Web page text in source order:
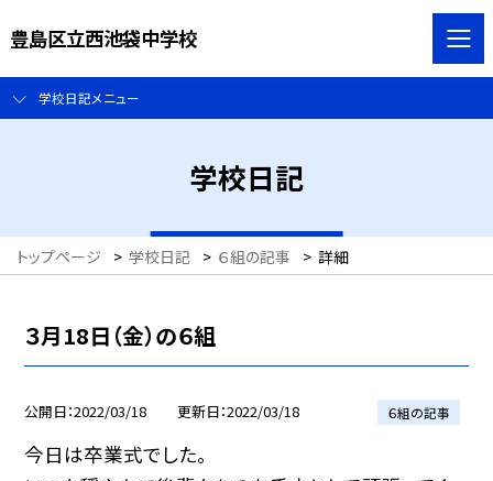
豊島区立西池袋中学校
学校日記メニュー
学校日記
トップページ > 学校日記 > ６組の記事 > 詳細
３月18日（金）の６組
公開日 2022/03/18 更新日 2022/03/18 ６組の記事
今日は卒業式でした。